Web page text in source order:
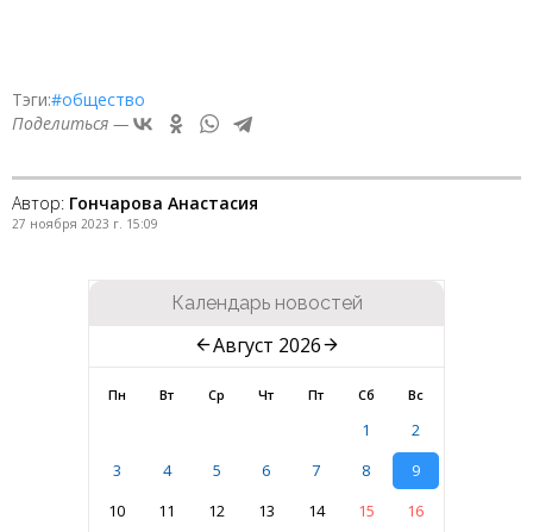
Тэги:#общество
Поделиться —
Автор: Гончарова Анастасия
27 ноября 2023 г. 15:09
Календарь новостей
Август 2026
Пн Вт Ср Чт Пт Сб Вс
1
2
3
4 5 6 7 8
9
10
11 12 13 14 15
16